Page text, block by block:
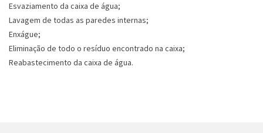
Esvaziamento da caixa de água;
Lavagem de todas as paredes internas;
Enxágue;
Eliminação de todo o resíduo encontrado na caixa;
Reabastecimento da caixa de água.